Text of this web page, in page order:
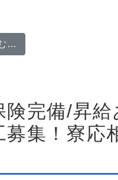
…
険完備/昇給
募集！寮応